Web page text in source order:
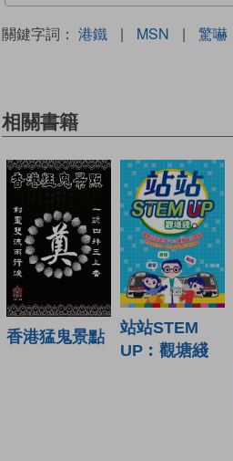
關鍵字詞： 港鐵 | MSN | 驚嚇
相關書籍
香港猛鬼景點
站站STEM
UP︰觀塘綫